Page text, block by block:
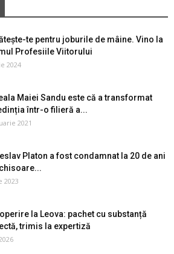
te pentru joburile de mâine. Vino la
Profesiile Viitorului
2024
Maiei Sandu este că a transformat
într-o filieră a...
2021
Platon a fost condamnat la 20 de ani
2023
la Leova: pachet cu substanță
trimis la expertiză